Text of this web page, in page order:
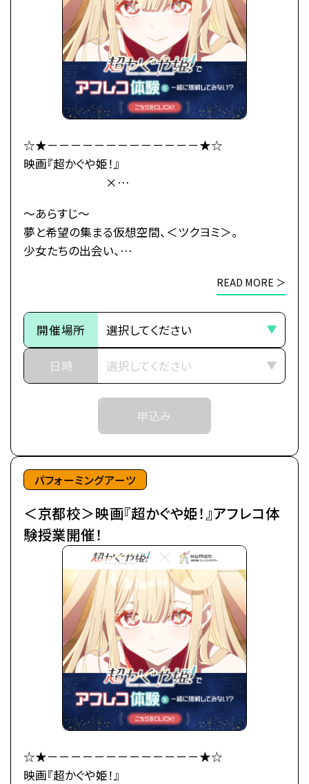
大きくなったかぐや姫はわがまま放題。
かぐやのお願い(わがまま)で彩葉は、ツクヨミでのラ
イバー活動を手伝うことに。
彩葉がプロデューサーとして音楽を作り、かぐやがラ
イバーとして歌うことで、
二人は少しずつ打ち解けていく。
かぐやを月へと連れ戻す不吉な影が、すぐそこまで迫
っているとも知らずに——
・公式HP：https://www.cho-kaguyahime.com/
☆★－－－－－－－－－－－－－★☆
映画『超かぐや姫！』
×
☆★－－－－－－－－－－－－－★☆
●注意事項
※各体験授業には定員に限りがございます。
そのため、ご予約状況により、
抽選等の対応をさせていただく場合がございます。
※当日ご参加いただける方には校舎の職員より
予約確定のご連絡をいたします。
それまでは予約完了しておりませんので
予めご了承ください。
※中学生以上の方が対象となります。
～あらすじ～
夢と希望の集まる仮想空間、＜ツクヨミ＞。
少女たちの出会い、
都内の進学校に通う17歳の女子高生・酒寄彩葉は、
バイトと学業の両立に励む超絶多忙な日々を送って
いた。
日々の癒やしは、インターネット上の仮想空間＜ツク
ヨミ＞の管理人兼大人気ライバー(配信者)・月見ヤ
チヨの配信を見ること。
自分の分身を作り誰もが自由に創作活動を行う＜ツ
クヨミ＞で、彩葉はヤチヨの推し活をしつつ、バトルゲ
ームで細々とお小遣い稼ぎをしていた。
そんなある日の帰り道、彩葉は七色に光り輝くゲーミ
ング電柱を見つける。
中から出てきたのは、なんとも可愛らしい赤ちゃん。
放っておけず連れ帰ると、赤ちゃんはみるみるうちに
大きくなり、彩葉と同い年ぐらいの女の子に。
「あなた、もしやかぐや姫なの？」
大きくなったかぐや姫はわがまま放題。
かぐやのお願い(わがまま)で彩葉は、ツクヨミでのラ
イバー活動を手伝うことに。
彩葉がプロデューサーとして音楽を作り、かぐやがラ
イバーとして歌うことで、
二人は少しずつ打ち解けていく。
かぐやを月へと連れ戻す不吉な影が、すぐそこまで迫
っているとも知らずに——
READ MORE ＞
開催場所
日時
申込み
パフォーミングアーツ
＜京都校＞映画『超かぐや姫！』アフレコ体
験授業開催！
☆★－－－－－－－－－－－－－★☆
映画『超かぐや姫！』